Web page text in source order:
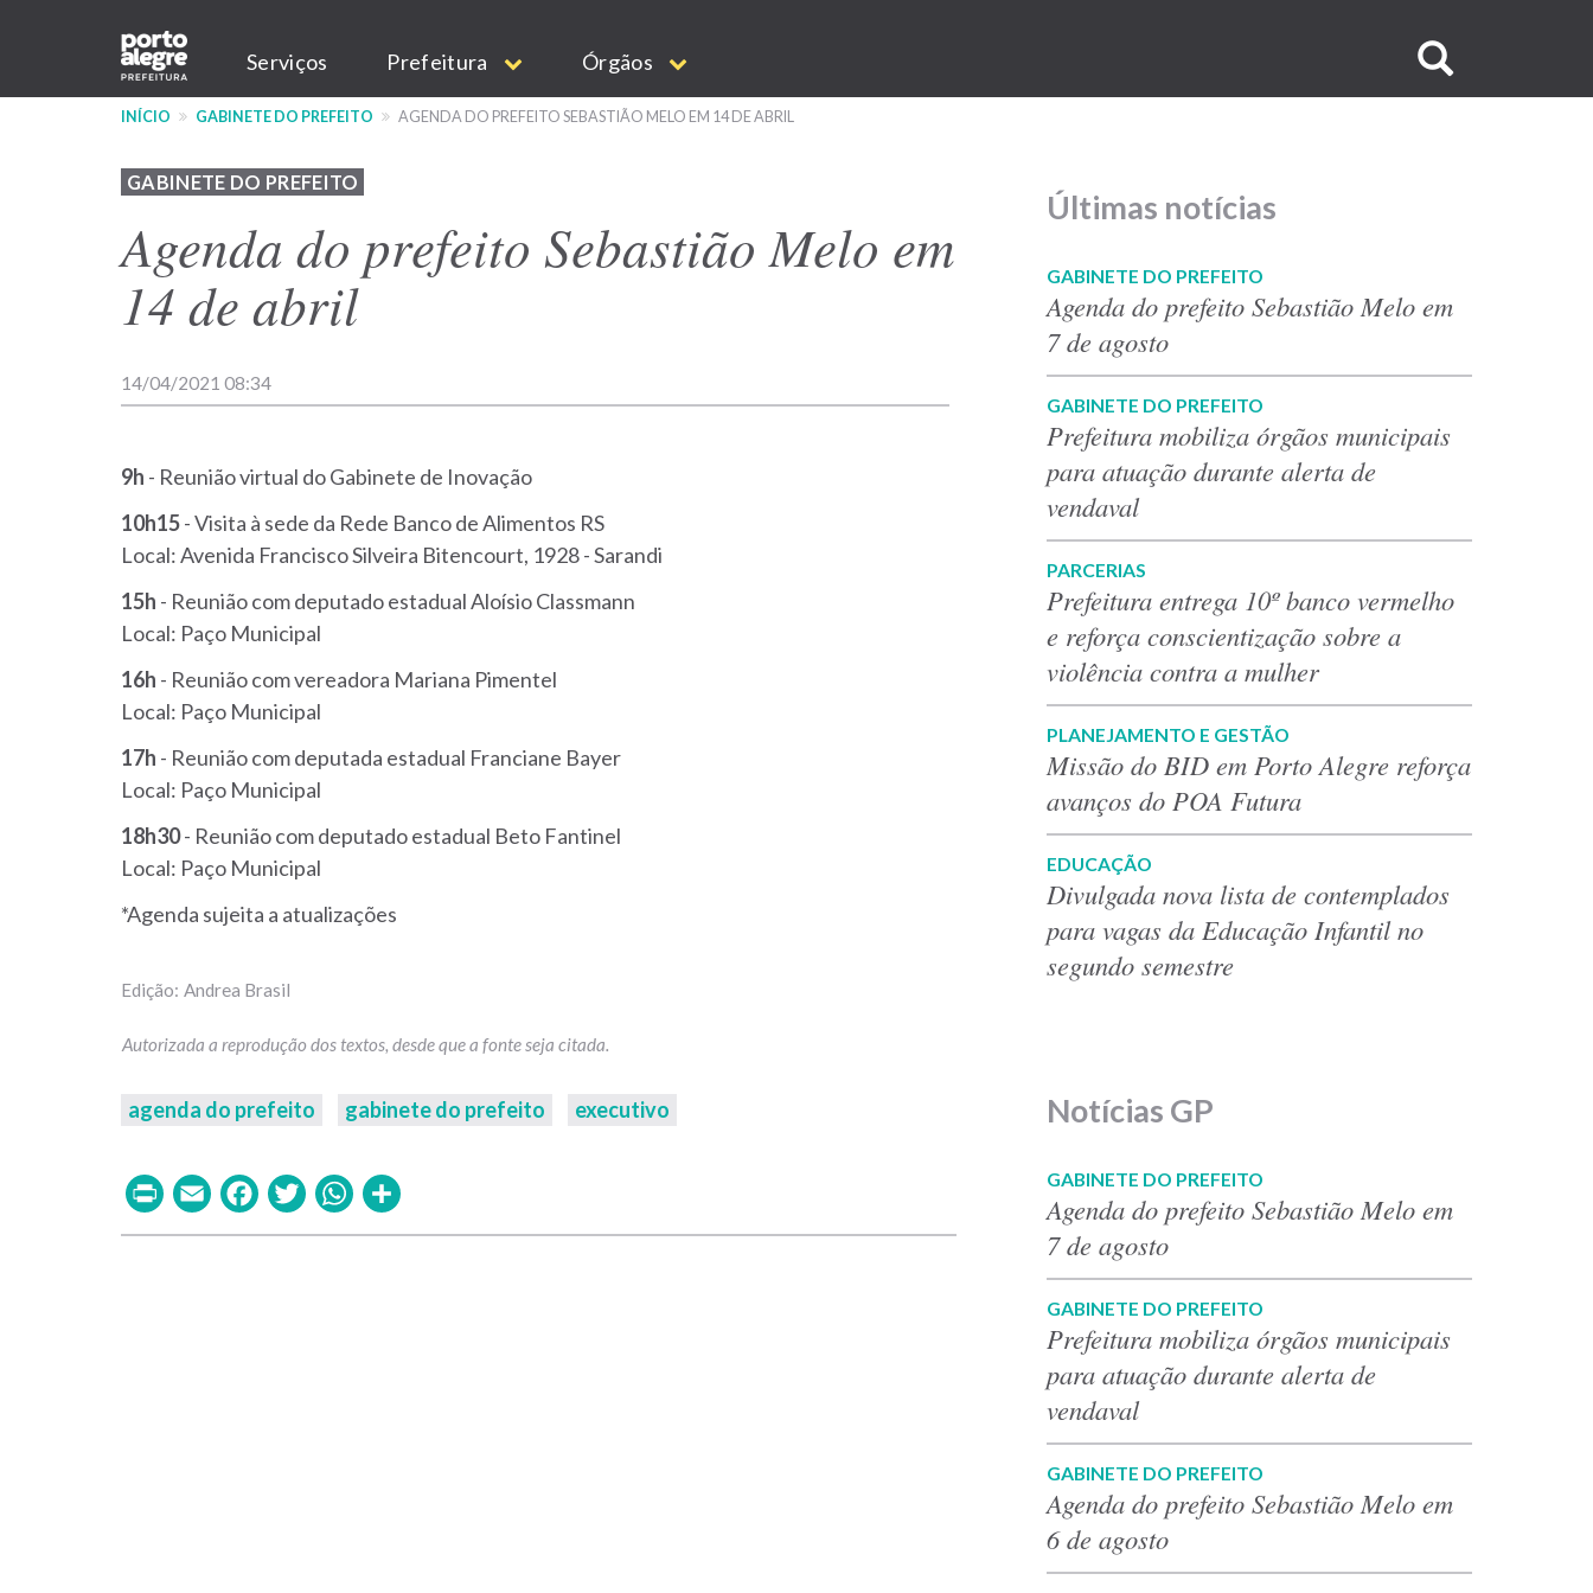
conteúdo
Main
navigation
Serviços Prefeitura Órgãos
no
INÍCIO GABINETE DO PREFEITO AGENDA DO PREFEITO SEBASTIÃO MELO EM 14 DE ABRIL
GABINETE DO PREFEITO
Agenda do prefeito Sebastião Melo em
14 de abril
14/04/2021 08:34
9h - Reunião virtual do Gabinete de Inovação
10h15- Visita à sede da Rede Banco de Alimentos RS
Local: Avenida Francisco Silveira Bitencourt, 1928 - Sarandi
15h - Reunião com deputado estadual Aloísio Classmann
Local: Paço Municipal
16h - Reunião com vereadora Mariana Pimentel
Local: Paço Municipal
17h - Reunião com deputada estadual Franciane Bayer
Local: Paço Municipal
18h30- Reunião com deputado estadual Beto Fantinel
Local: Paço Municipal
*Agenda sujeita a atualizações
Andrea Brasil
agenda do prefeito gabinete do prefeito executivo
PrintEmailFacebook
TwitterWhatsApp
Últimas notícias
GABINETE DO PREFEITO
Agenda do prefeito Sebastião Melo em
7 de agosto
GABINETE DO PREFEITO
Prefeitura mobiliza órgãos municipais
para atuação durante alerta de
vendaval
PARCERIAS
Prefeitura entrega 10º banco vermelho
e reforça conscientização sobre a
violência contra a mulher
PLANEJAMENTO E GESTÃO
Missão do BID em Porto Alegre reforça
avanços do POA Futura
EDUCAÇÃO
Divulgada nova lista de contemplados
para vagas da Educação Infantil no
segundo semestre
Notícias GP
GABINETE DO PREFEITO
Agenda do prefeito Sebastião Melo em
7 de agosto
GABINETE DO PREFEITO
Prefeitura mobiliza órgãos municipais
para atuação durante alerta de
vendaval
GABINETE DO PREFEITO
Agenda do prefeito Sebastião Melo em
6 de agosto